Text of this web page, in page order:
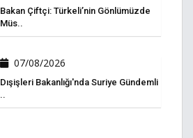
Bakan Çiftçi: Türkeli’nin Gönlümüzde
Müs..
07/08/2026
Dışişleri Bakanlığı'nda Suriye Gündemli
..